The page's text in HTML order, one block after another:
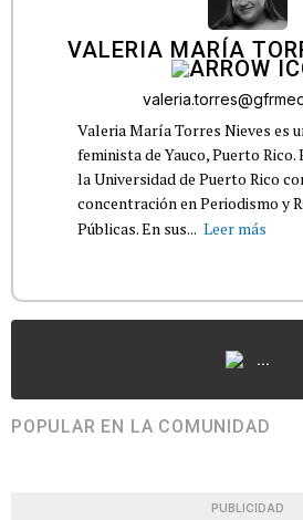
VALERIA MARÍA
Valeria María Torres Nieves es
feminista de Yauco, Puerto Rico.
la Universidad de Puerto Rico
concentración en Periodismo y
Públicas. En sus... Leer más
...
POPULAR EN LA COMUNIDAD
PUBLICIDAD